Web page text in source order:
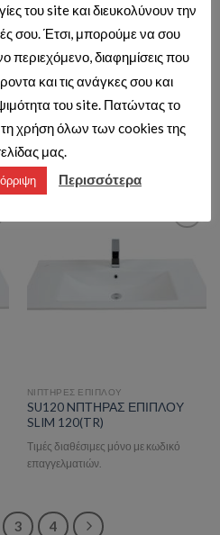
ΝΙΠΤΗΡΕΣ ΕΠΙΠΛΟΥ
SLIM 85 cm (TR)
Τιμές διαθέσιμες μόνο με κωδικό
επαγγελματιών.
Add to wishlist
ΝΙΠΤΗΡΕΣ ΕΠΙΠΛΟΥ
SU120 NΠΤΗΡΑΣ ΕΠΙΠΛΟΥ
SLIM 120(TR)
Τιμές διαθέσιμες μόνο με κωδικό
επαγγελματιών.
3 4
του site και διευκολύνουν την
σου. Έτσι, μπορούμε να σου
περιεχόμενο, διαφημίσεις που
και τις ανάγκες σου και
του site. Πατώντας το
χρήση όλων των cookies της
μας.
Περισσότερα